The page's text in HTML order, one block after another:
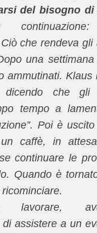
del bisogno di
che rendeva gli
una
ammutinati. Klaus
dicendo che gli
tempo a
Poi è
caffè, in
continuare le
Quando è
lavorare,
di assistere a un